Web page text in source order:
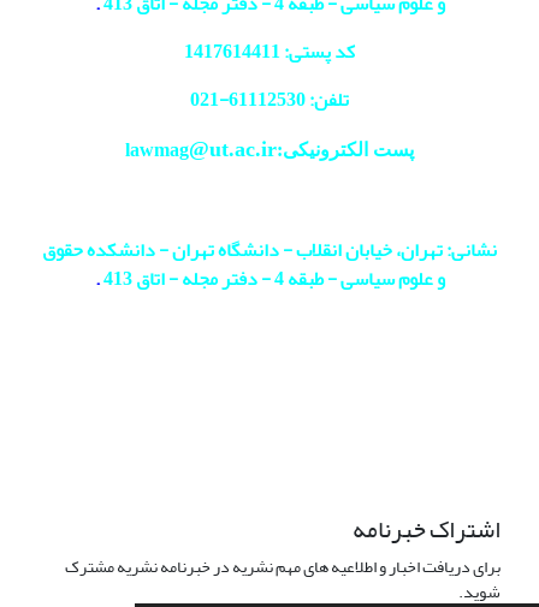
کد پستی: 1417614411
تلفن: 61112530-
021
پست الکترونیکی:lawmag@ut.ac.ir
نشانی: تهران، خیابان انقلاب - دانشگاه تهران - دانشکده حقوق
و علوم سیاسی - طبقه 4 - دفتر مجله - اتاق 413
.
اشتراک خبرنامه
برای دریافت اخبار و اطلاعیه های مهم نشریه در خبرنامه نشریه مشترک
شوید.